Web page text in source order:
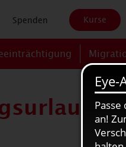
Spenden Kurse